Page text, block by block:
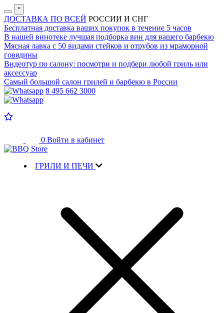
˟
ДОСТАВКА ПО ВСЕЙ РОССИИ И СНГ
Бесплатная доставка ваших покупок в течение 5 часов
В нашей винотеке лучшая подборка вин для вашего барбекю
Мясная лавка с 50 видами стейков и отрубов из мраморной
говядины
Видеотур по салону: посмотри и подбери любой гриль или
аксессуар
Самый большой салон грилей и барбекю в России
8 495 662 3000
0 Войти в кабинет
ГРИЛИ И ПЕЧИ